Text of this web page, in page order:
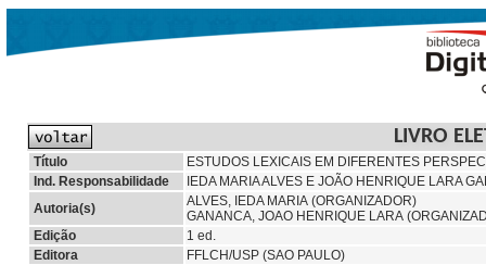
LIVRO
Título
ESTUDOS LEXICAIS EM DIFERENTES
Ind. Responsabilidade
IEDA MARIA ALVES E JOÃO HENRIQUE LARA
Autoria(s)
ALVES, IEDA MARIA (ORGANIZADOR)
GANANCA, JOAO HENRIQUE LARA
Edição
1 ed.
Editora
FFLCH/USP (SAO PAULO)